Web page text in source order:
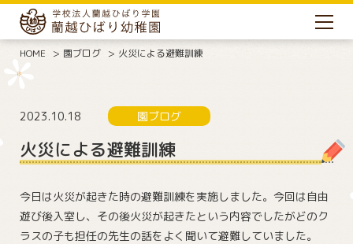
HOME 園ブログ 火災による避難訓練
2023.10.18 園ブログ
火災による避難訓練
今日は火災が起きた時の避難訓練を実施しました。今回は自由
遊び後入室し、その後火災が起きたという内容でしたがどのク
ラスの子も担任の先生の話をよく聞いて避難していました。